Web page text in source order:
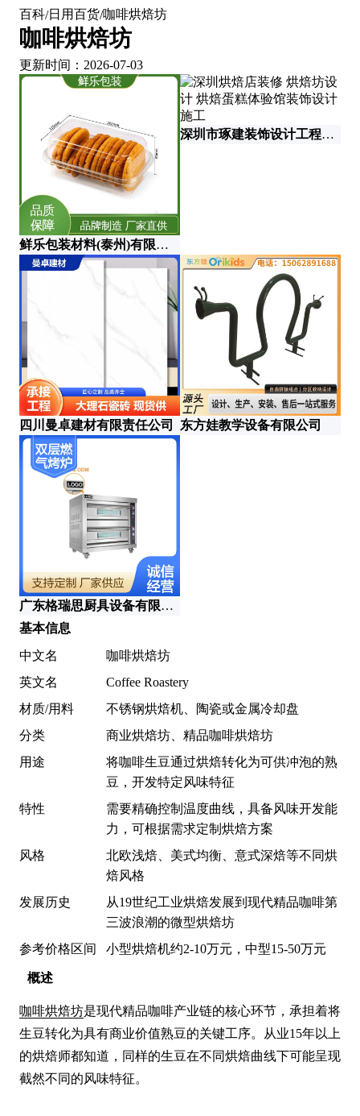
百科/日用百货/咖啡烘焙坊
咖啡烘焙坊
更新时间：2026-07-03
鲜乐包装材料(泰州)有限公司
深圳市琢建装饰设计工程有限公司
四川曼卓建材有限责任公司 东方娃教学设备有限公司
广东格瑞思厨具设备有限公司
概述
咖啡烘焙坊是现代精品咖啡产业链的核心环节，承担着将
生豆转化为具有商业价值熟豆的关键工序。从业15年以上
的烘焙师都知道，同样的生豆在不同烘焙曲线下可能呈现
截然不同的风味特征。
基本信息
中文名
咖啡烘焙坊
英文名
Coffee Roastery
材质/用料
不锈钢烘焙机、陶瓷或金属冷却盘
分类
商业烘焙坊、精品咖啡烘焙坊
用途
将咖啡生豆通过烘焙转化为可供冲泡的熟
豆，开发特定风味特征
特性
需要精确控制温度曲线，具备风味开发能
力，可根据需求定制烘焙方案
风格
北欧浅焙、美式均衡、意式深焙等不同烘
焙风格
发展历史
从19世纪工业烘焙发展到现代精品咖啡第
三波浪潮的微型烘焙坊
参考价格区间
小型烘焙机约2-10万元，中型15-50万元